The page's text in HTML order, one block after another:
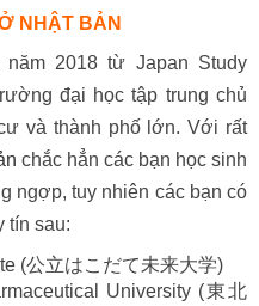
NHẬT BẢN
2018 từ Japan Study
đại học tập trung chủ
và thành phố lớn. Với rất
chắc hẳn các bạn học sinh
ngợp, tuy nhiên các bạn có
tín sau:
(公立はこだて未来大学)
University (東北